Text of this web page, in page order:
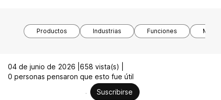
Productos Industrias Funciones
04 de junio de 2026 | 658 vista(s) |
0 personas pensaron que esto fue útil
Suscribirse